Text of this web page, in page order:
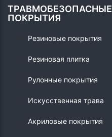
ТРАВМОБЕЗОПАСНЫЕ
ПОКРЫТИЯ
Резиновые покрытия
Резиновая плитка
Рулонные покрытия
Искусственная трава
Акриловые покрытия